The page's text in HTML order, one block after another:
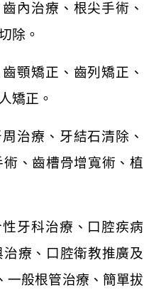
齒內治療、根尖手術、
除。
齒顎矯正、齒列矯正、
矯正。
治療、牙結石清除、
、齒槽骨增寬術、植
性牙科治療、口腔疾病
療、口腔衛教推廣及
一般根管治療、簡單拔